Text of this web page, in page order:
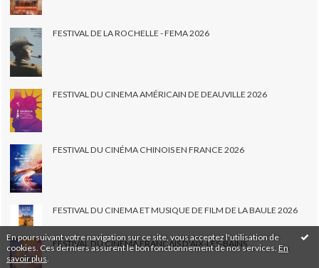
En poursuivant votre navigation sur ce site, vous acceptez l'utilisation de
cookies. Ces derniers assurent le bon fonctionnement de nos services. En
savoir plus
FESTIVAL DE LA ROCHELLE - FEMA 2026
FESTIVAL DU CINEMA AMÉRICAIN DE DEAUVILLE 2026
FESTIVAL DU CINÉMA CHINOIS EN FRANCE 2026
FESTIVAL DU CINEMA ET MUSIQUE DE FILM DE LA BAULE 2026
FESTIVAL DU CINÉMA FRANÇAIS D'AIX-LES-BAINS